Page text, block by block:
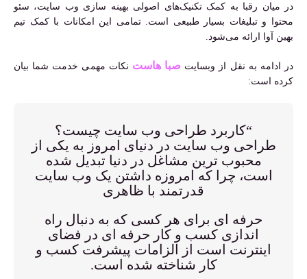
در میان رقبا به کمک تکنیک‌های اصولی بهینه سازی وب سایت، سئو
محتوا و تبلیغات بسیار طبیعی است. تمامی این امکانات با کمک تیم
بهین آوا ارائه می‌شود.
در ادامه به نقل از وبسایت صبا هاست نکات مهمی خدمت شما بیان
کرده است:
“کاربرد طراحی وب سایت چیست؟
طراحی وب سایت در دنیای امروز به یکی از
محبوب ترین مشاغل در دنیا تبدیل شده
است، چرا که امروزه داشتن یک وب سایت
قدرتمند با ظاهری
حرفه ای برای هر کسی که به دنبال راه
اندازی کسب و کار حرفه ای در فضای
اینترنت است از الزامات پیشرفت کسب و
کار شناخته شده است.